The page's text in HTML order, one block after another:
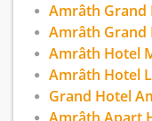
Amrâth Grand
Amrâth Grand
Amrâth Hotel
Amrâth Hotel
Grand Hotel